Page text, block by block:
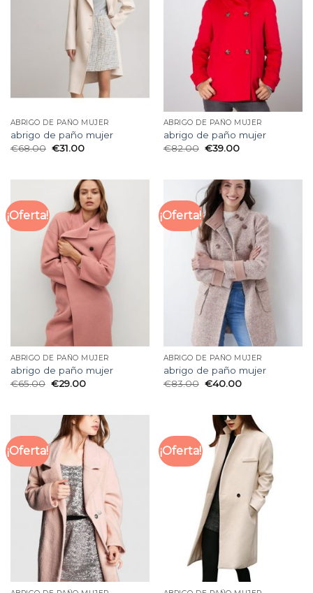
ABRIGO DE PAÑO MUJER
abrigo de paño mujer
€68.00 €31.00
ABRIGO DE PAÑO MUJER
abrigo de paño mujer
€82.00 €39.00
¡Oferta!
ABRIGO DE PAÑO MUJER
abrigo de paño mujer
€65.00 €29.00
¡Oferta!
ABRIGO DE PAÑO MUJER
abrigo de paño mujer
€83.00 €40.00
¡Oferta! ¡Oferta!